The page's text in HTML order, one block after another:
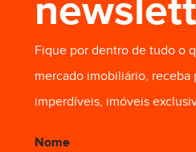
Fique por dentro de tudo o
mercado imobiliário, receba
imperdíveis, imóveis
Nome